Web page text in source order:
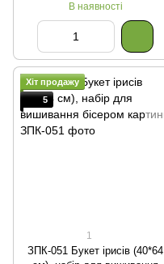
В наявності
Хіт продажу
5
1
ЗПК-051 Букет ірисів (40*64